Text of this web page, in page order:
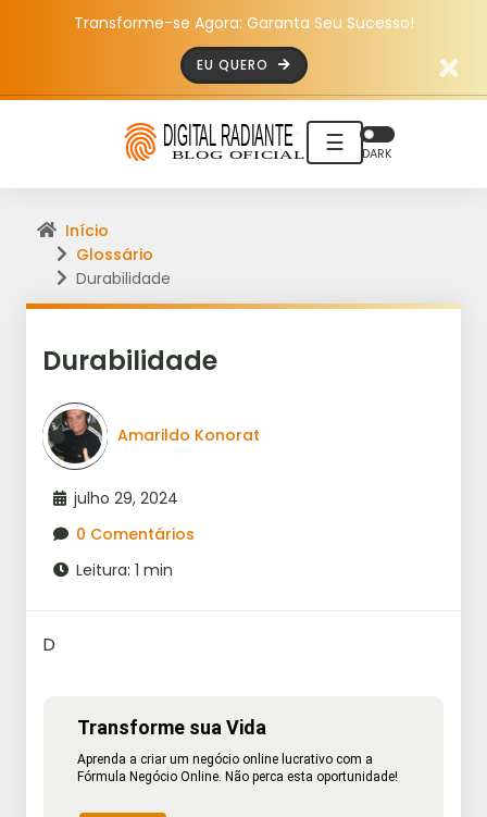
Transforme-se Agora: Garanta Seu Sucesso!
EU QUERO
☰ DARK
Início
Glossário
Durabilidade
Durabilidade
Amarildo Konorat
julho 29, 2024
0 Comentários
Leitura: 1 min
D
Transforme sua Vida
Aprenda a criar um negócio online lucrativo com a
Fórmula Negócio Online. Não perca esta oportunidade!